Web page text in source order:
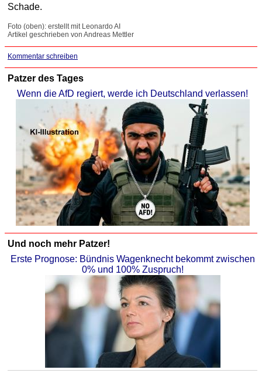
Schade.
Foto (oben): erstellt mit Leonardo AI
Artikel geschrieben von Andreas Mettler
Kommentar schreiben
Patzer des Tages
Wenn die AfD regiert, werde ich Deutschland verlassen!
Und noch mehr Patzer!
Erste Prognose: Bündnis Wagenknecht bekommt zwischen
0% und 100% Zuspruch!